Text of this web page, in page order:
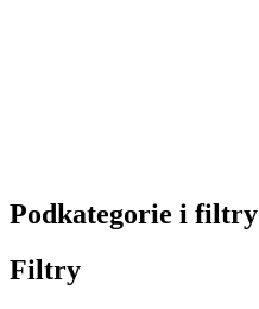
Podkategorie i filtry
Filtry